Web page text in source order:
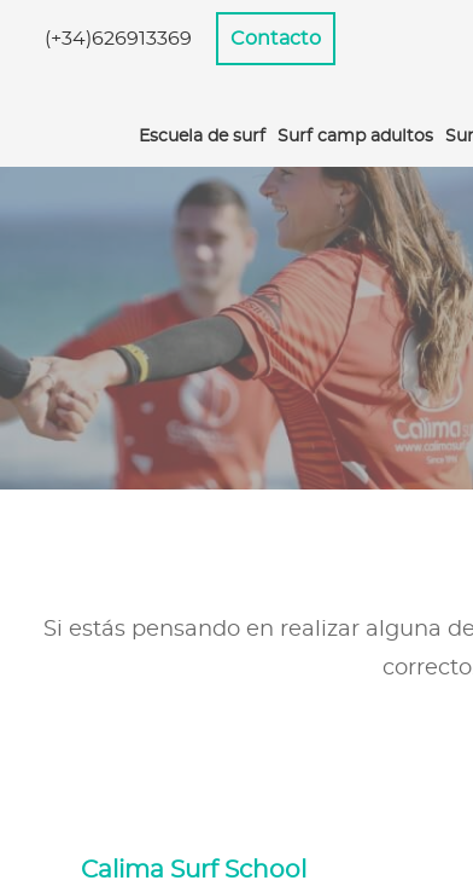
Escuela de surf Surf camp adultos
(+34)626913369 Contacto
Si estás pensando en realizar alguna
Calima Surf School